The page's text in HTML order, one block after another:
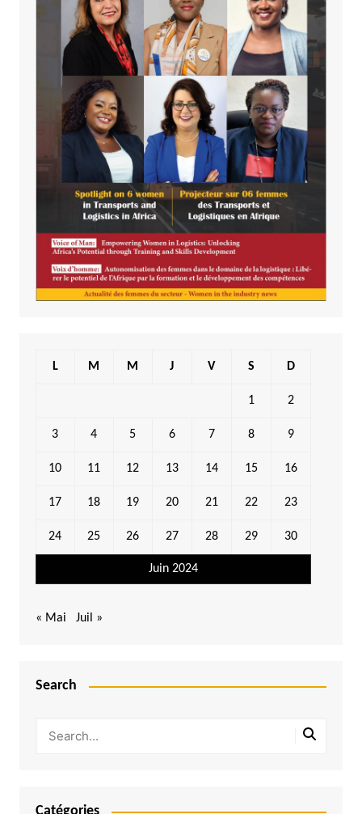
Juin 2024
L M M J V S D
1 2
3 4 5 6 7 8 9
10 11 12 13 14 15 16
17 18 19 20 21 22 23
24 25 26 27 28 29 30
« Mai Juil »
Search